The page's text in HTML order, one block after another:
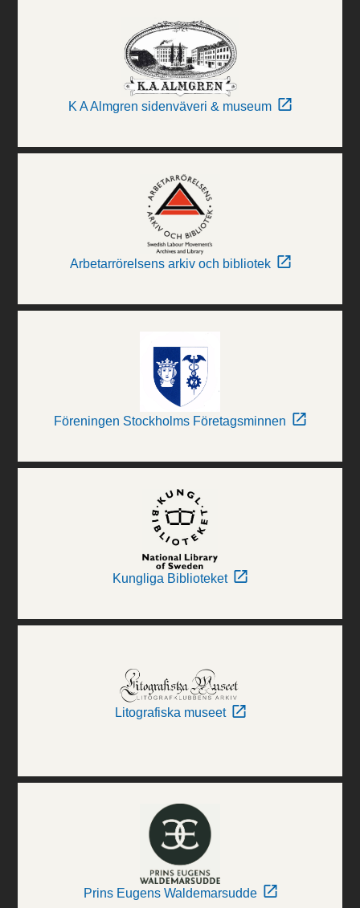
K A Almgren sidenväveri & museum
Arbetarrörelsens arkiv och bibliotek
Föreningen Stockholms Företagsminnen
Kungliga Biblioteket
Litografiska museet
Prins Eugens Waldemarsudde